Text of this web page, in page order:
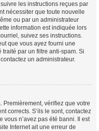
les instructions reçues par
nécessiter que toute nouvelle
ou par un administrateur
information est indiquée lors
suivez ses instructions.
que vous ayez fourni une
par un filtre anti-spam. Si
un administrateur.
vérifiez que votre
corrects. S’ils le sont, contactez
n’avez pas été banni. Il est
Internet ait une erreur de